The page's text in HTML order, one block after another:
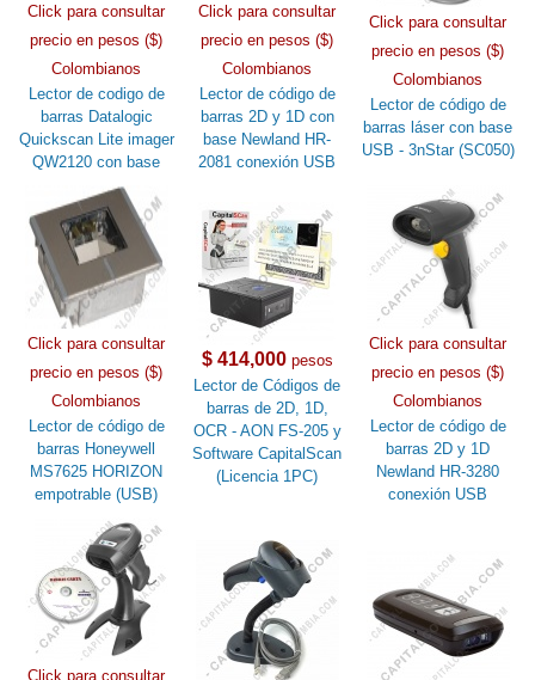
Click para consultar
precio en pesos ($)
Colombianos
Lector de codigo de
barras Datalogic
Quickscan Lite imager
QW2120 con base
Click para consultar
precio en pesos ($)
Colombianos
Lector de código de
barras 2D y 1D con
base Newland HR-
2081 conexión USB
Click para consultar
precio en pesos ($)
Colombianos
Lector de código de
barras láser con base
USB - 3nStar (SC050)
Click para consultar
precio en pesos ($)
Colombianos
Lector de código de
barras Honeywell
MS7625 HORIZON
empotrable (USB)
$ 414,000pesos
Lector de Códigos de
barras de 2D, 1D,
OCR - AON FS-205 y
Software CapitalScan
(Licencia 1PC)
Click para consultar
precio en pesos ($)
Colombianos
Lector de código de
barras 2D y 1D
Newland HR-3280
conexión USB
Click para consultar